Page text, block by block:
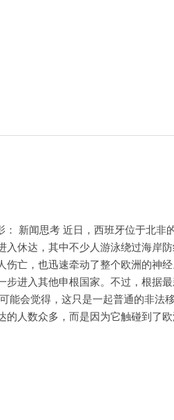
： 新闻思考 近日，西班牙位于北非
入休达，其中不少人游泳绕过海岸
伤亡，也迅速牵动了整个欧洲的神
步进入其他申根国家。不过，根据
能会觉得，这只是一起普通的非法
的人数众多，而是因为它触碰到